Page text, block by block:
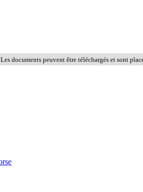
Les documents peuvent être téléchargés et sont